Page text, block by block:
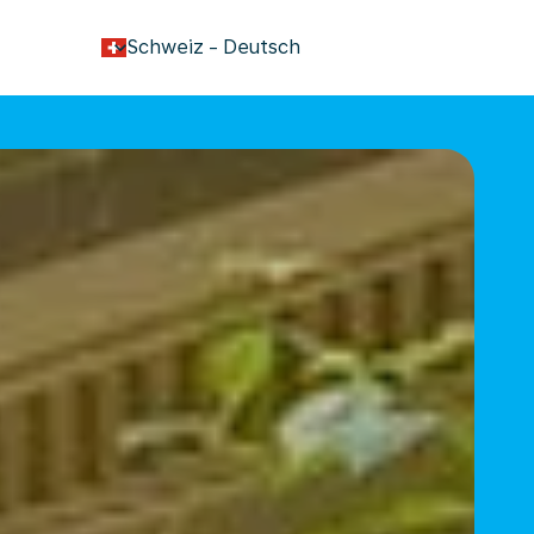
Schweiz - Deutsch
keyboard_arrow_down